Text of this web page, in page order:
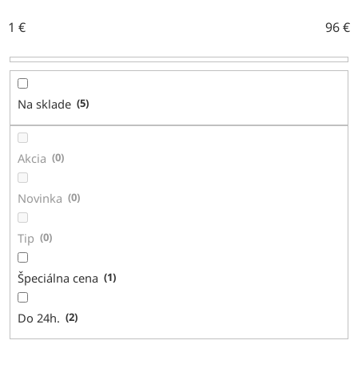
e
r
o
k
1 € 96€
Na sklade 5
Akcia 0
Novinka 0
Tip 0
Špeciálna cena 1
Do 24h. 2